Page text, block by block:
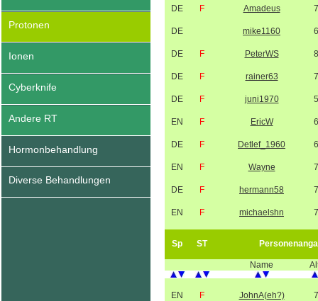
Protonen
Ionen
Cyberknife
Andere RT
Hormonbehandlung
Diverse Behandlungen
DE F Amadeus
DE mike1160
DE F PeterWS
DE F rainer63
DE F juni1970
EN F EricW
DE F Detlef_1960
EN F Wayne
DE F hermann58
EN F michaelshn
Sp ST
Name
EN F JohnA(eh?)